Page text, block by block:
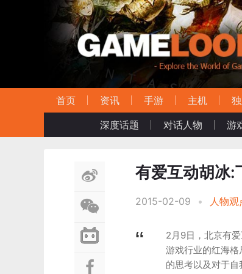
首页 资讯 手游 主机
深度话题
对话人物 游
有爱互动胡冰:
2015-02-09 • 人物观
2月9日，北京有
游戏行业的红海
的思考以及对于